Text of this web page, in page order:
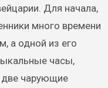
Для начала,
много времени
а одной из его
часы,
две чарующие